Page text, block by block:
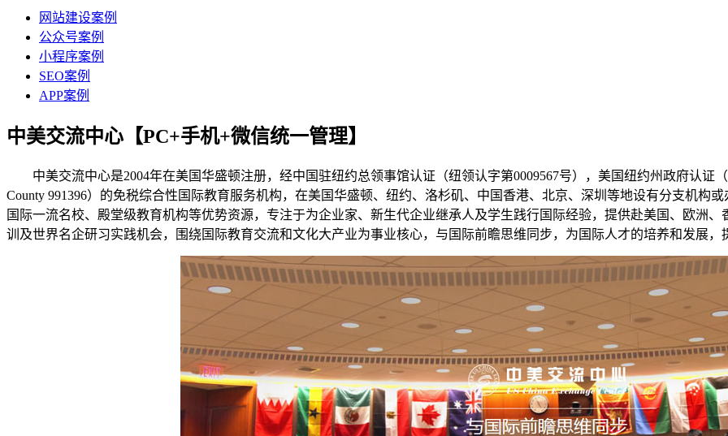
网站建设案例
公众号案例
小程序案例
SEO案例
APP案例
中美交流中心【PC+手机+微信统一管理】
中美交流中心是2004年在美国华盛顿注册，经中国驻纽约总领事馆认证（纽领认字第0009567号），美国纽约州政府认证（
County 991396）的免税综合性国际教育服务机构，在美国华盛顿、纽约、洛杉矶、中国香港、北京、深圳等地设有分支机构
国际一流名校、殿堂级教育机构等优势资源，专注于为企业家、新生代企业继承人及学生践行国际经验，提供赴美国、欧洲
训及世界名企研习实践机会，围绕国际教育交流和文化大产业为事业核心，与国际前瞻思维同步，为国际人才的培养和发展，